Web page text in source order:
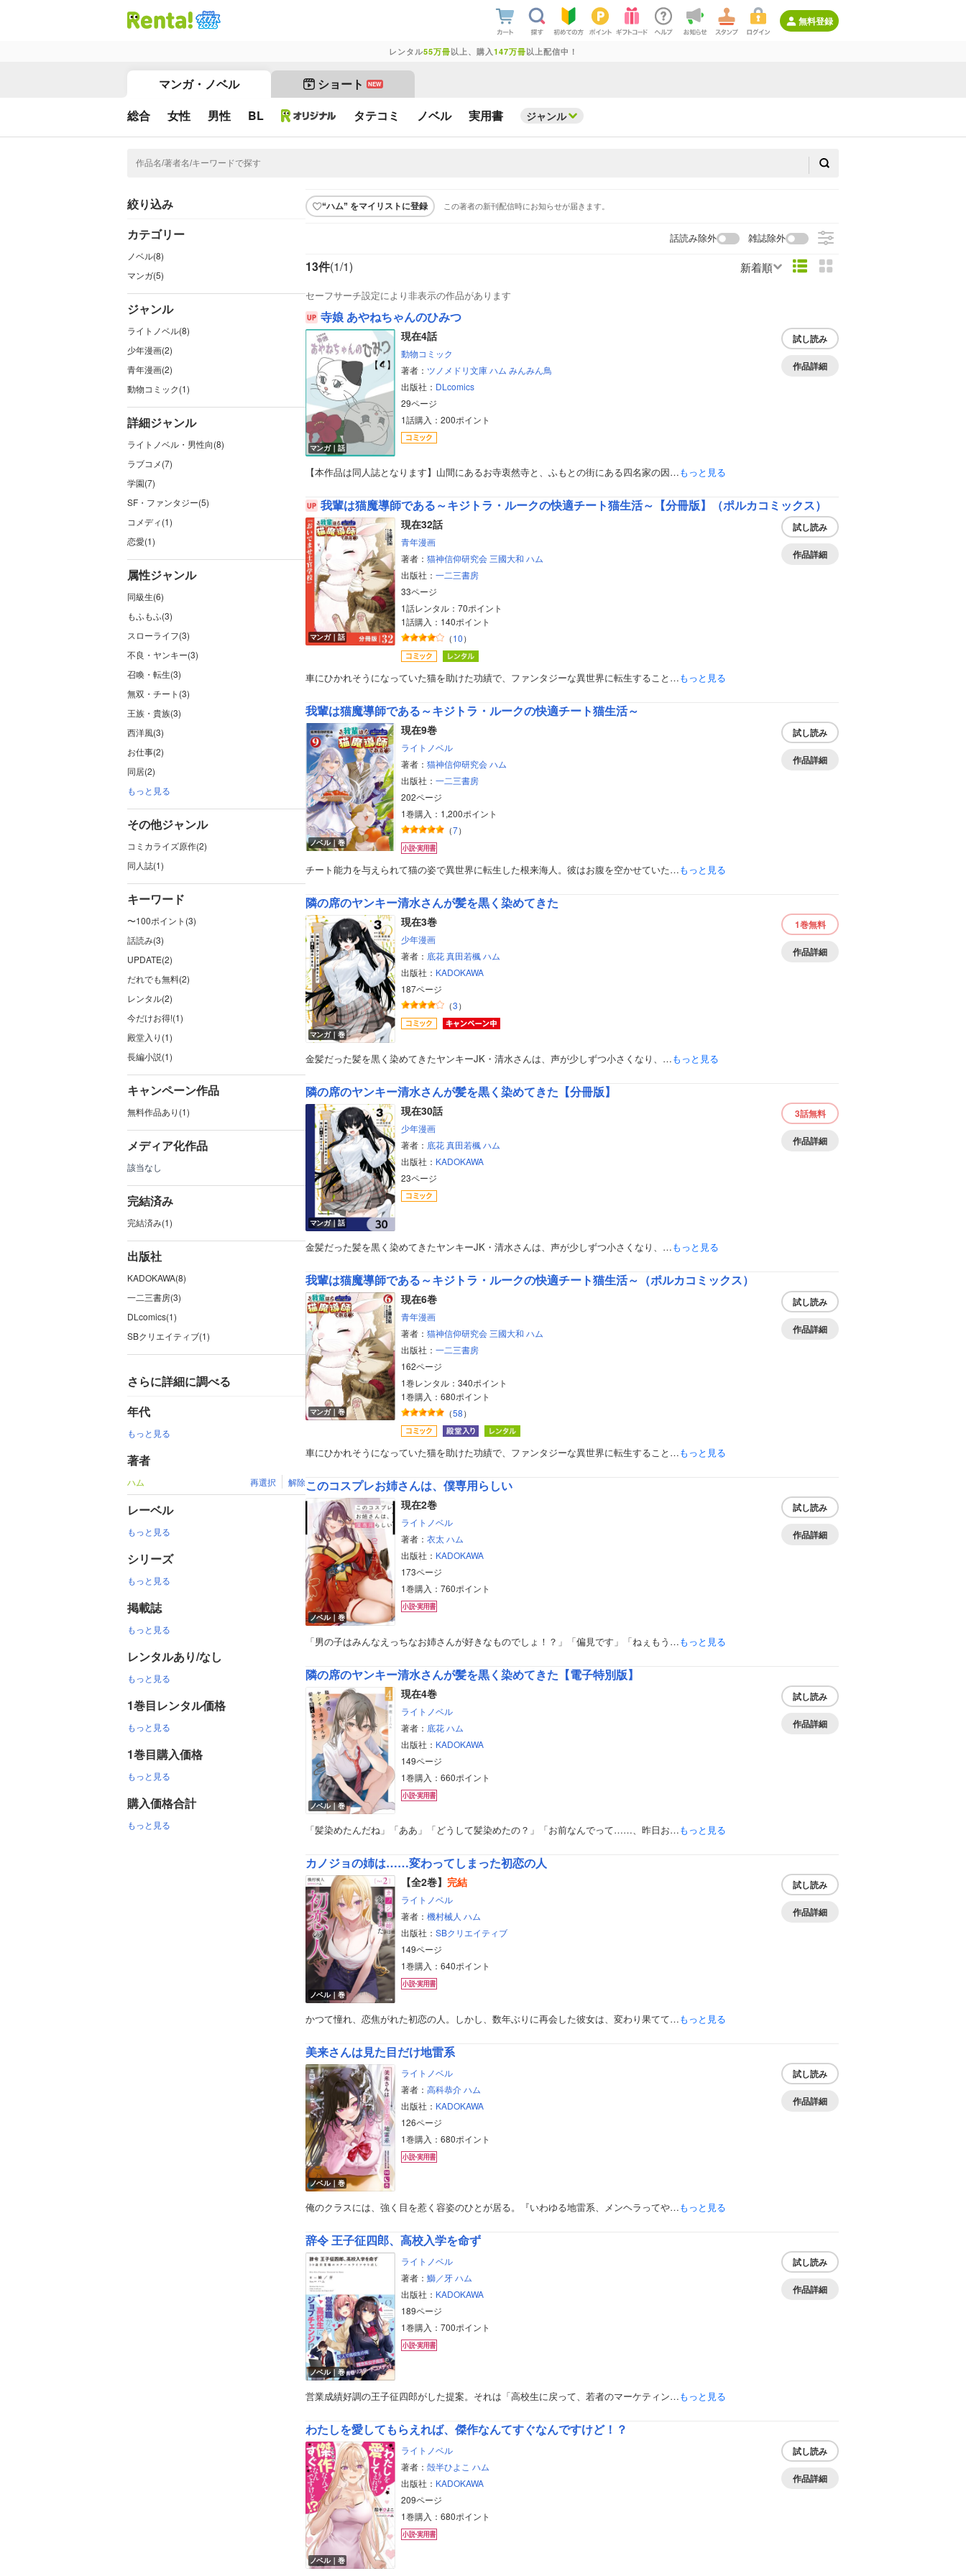
無料登録
レンタル55万冊以上、購入 147万冊以上配信中！
マンガ・ノベル ショート NEW
総合 女性 男性 BL タテコミ ノベル 実用書 ジャンル
絞り込み
カテゴリー
ノベル(8)
マンガ(5)
ジャンル
ライトノベル(8)
少年漫画(2)
青年漫画(2)
動物コミック(1)
詳細ジャンル
ライトノベル・男性向(8)
ラブコメ(7)
学園(7)
SF・ファンタジー(5)
コメディ(1)
恋愛(1)
属性ジャンル
同級生(6)
もふもふ(3)
スローライフ(3)
不良・ヤンキー(3)
召喚・転生(3)
無双・チート(3)
王族・貴族(3)
西洋風(3)
お仕事(2)
同居(2)
もっと見る
その他ジャンル
コミカライズ原作(2)
同人誌(1)
キーワード
〜100ポイント(3)
話読み(3)
UPDATE(2)
だれでも無料(2)
レンタル(2)
今だけお得!(1)
殿堂入り(1)
長編小説(1)
キャンペーン作品
無料作品あり(1)
メディア化作品
該当なし
完結済み
完結済み(1)
出版社
KADOKAWA(8)
一二三書房(3)
DLcomics(1)
SBクリエイティブ(1)
さらに詳細に調べる
年代
もっと見る
著者
ハム 再選択 解除
レーベル
もっと見る
シリーズ
もっと見る
掲載誌
もっと見る
レンタルあり/なし
もっと見る
1巻目レンタル価格
もっと見る
1巻目購入価格
もっと見る
購入価格合計
もっと見る
“ハム” をマイリストに登録 この著者の新刊配信時にお知らせが届きます。
話読み除外 雑誌除外
13件(1/1) 新着順
セーフサーチ設定により非表示の作品があります
ボーイズラブ
ティーンズラブ
美女・美少女
寺娘 あやねちゃんのひみつ
マンガ｜話
現在4話
動物コミック
著者： ツノメドリ文庫 ハム みんみん鳥
出版社： DLcomics
29ページ
1話購入：200ポイント
試し読み
作品詳細
【本作品は同人誌となります】山間にあるお寺衷然寺と、ふもとの街にある四名家の因…もっと見る
我輩は猫魔導師である～キジトラ・ルークの快適チート猫生活～【分冊版】（ポルカコミックス）
マンガ｜話
現在32話
青年漫画
著者： 猫神信仰研究会 三國大和 ハム
出版社： 一二三書房
33ページ
1話レンタル：70ポイント
1話購入：140ポイント
（10）
試し読み
作品詳細
車にひかれそうになっていた猫を助けた功績で、ファンタジーな異世界に転生すること…もっと見る
我輩は猫魔導師である～キジトラ・ルークの快適チート猫生活～
ノベル｜巻
現在9巻
ライトノベル
著者： 猫神信仰研究会 ハム
出版社： 一二三書房
202ページ
1巻購入：1,200ポイント
（7）
試し読み
作品詳細
チート能力を与えられて猫の姿で異世界に転生した根来海人。彼はお腹を空かせていた…もっと見る
隣の席のヤンキー清水さんが髪を黒く染めてきた
マンガ｜巻
現在3巻
少年漫画
著者： 底花 真田若楓 ハム
出版社： KADOKAWA
187ページ
（3）
1巻無料
作品詳細
金髪だった髪を黒く染めてきたヤンキーJK・清水さんは、声が少しずつ小さくなり、…もっと見る
隣の席のヤンキー清水さんが髪を黒く染めてきた【分冊版】
マンガ｜話
現在30話
少年漫画
著者： 底花 真田若楓 ハム
出版社： KADOKAWA
23ページ
3話無料
作品詳細
金髪だった髪を黒く染めてきたヤンキーJK・清水さんは、声が少しずつ小さくなり、…もっと見る
我輩は猫魔導師である～キジトラ・ルークの快適チート猫生活～（ポルカコミックス）
マンガ｜巻
現在6巻
青年漫画
著者： 猫神信仰研究会 三國大和 ハム
出版社： 一二三書房
162ページ
1巻レンタル：340ポイント
1巻購入：680ポイント
（58）
試し読み
作品詳細
車にひかれそうになっていた猫を助けた功績で、ファンタジーな異世界に転生すること…もっと見る
このコスプレお姉さんは、僕専用らしい
ノベル｜巻
現在2巻
ライトノベル
著者： 衣太 ハム
出版社： KADOKAWA
173ページ
1巻購入：760ポイント
試し読み
作品詳細
「男の子はみんなえっちなお姉さんが好きなものでしょ！？」「偏見です」「ねぇもう…もっと見る
隣の席のヤンキー清水さんが髪を黒く染めてきた【電子特別版】
ノベル｜巻
現在4巻
ライトノベル
著者： 底花 ハム
出版社： KADOKAWA
149ページ
1巻購入：660ポイント
試し読み
作品詳細
「髪染めたんだね」「ああ」「どうして髪染めたの？」「お前なんでって……、昨日お…もっと見る
カノジョの姉は……変わってしまった初恋の人
ノベル｜巻
【全2巻】 完結
ライトノベル
著者： 機村械人 ハム
出版社： SBクリエイティブ
149ページ
1巻購入：640ポイント
試し読み
作品詳細
かつて憧れ、恋焦がれた初恋の人。しかし、数年ぶりに再会した彼女は、変わり果てて…もっと見る
美来さんは見た目だけ地雷系
ノベル｜巻
ライトノベル
著者： 高科恭介 ハム
出版社： KADOKAWA
126ページ
1巻購入：680ポイント
試し読み
作品詳細
俺のクラスには、強く目を惹く容姿のひとが居る。『いわゆる地雷系、メンヘラってや…もっと見る
辞令 王子征四郎、高校入学を命ず
ノベル｜巻
ライトノベル
著者： 鰤／牙 ハム
出版社： KADOKAWA
189ページ
1巻購入：700ポイント
試し読み
作品詳細
営業成績好調の王子征四郎がした提案。それは「高校生に戻って、若者のマーケティン…もっと見る
わたしを愛してもらえれば、傑作なんてすぐなんですけど！？
ノベル｜巻
ライトノベル
著者： 殻半ひよこ ハム
出版社： KADOKAWA
209ページ
1巻購入：680ポイント
試し読み
作品詳細